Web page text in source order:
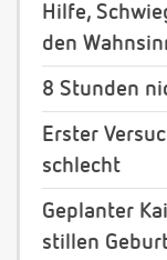
Hilfe,
den
8 Stunden
Erster
schlecht
Geplanter
stillen